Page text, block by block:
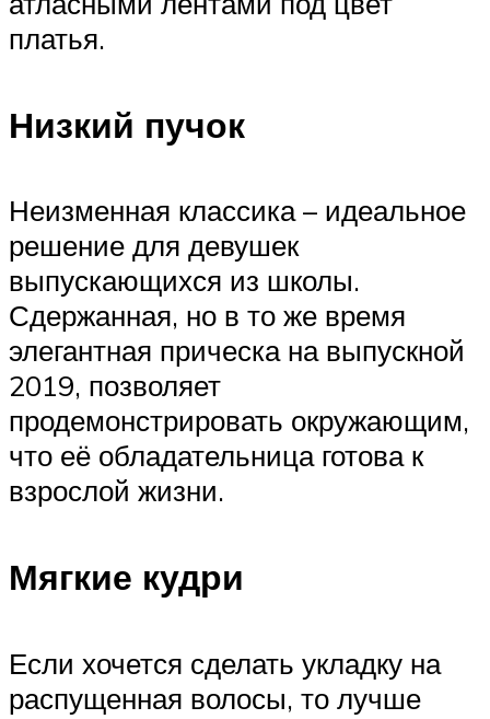
платья.
Низкий пучок
Неизменная классика – идеальное
решение для девушек
выпускающихся из школы.
Сдержанная, но в то же время
элегантная прическа на выпускной
2019, позволяет
продемонстрировать окружающим,
что её обладательница готова к
взрослой жизни.
Мягкие кудри
Если хочется сделать укладку на
распущенная волосы, то лучше